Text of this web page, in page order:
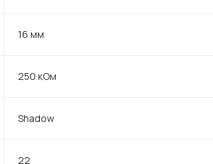
16 мм
250 кОм
Shadow
22